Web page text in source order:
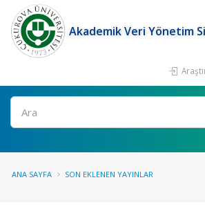
Akademik Veri Yönetim
Ara
ANA SAYFA SON EKLENEN YAYINLAR